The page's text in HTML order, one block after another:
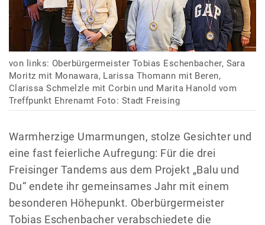
von links: Oberbürgermeister Tobias Eschenbacher, Sara
Moritz mit Monawara, Larissa Thomann mit Beren,
Clarissa Schmelzle mit Corbin und Marita Hanold vom
Treffpunkt Ehrenamt Foto: Stadt Freising
Warmherzige Umarmungen, stolze Gesichter und
eine fast feierliche Aufregung: Für die drei
Freisinger Tandems aus dem Projekt „Balu und
Du“ endete ihr gemeinsames Jahr mit einem
besonderen Höhepunkt. Oberbürgermeister
Tobias Eschenbacher verabschiedete die